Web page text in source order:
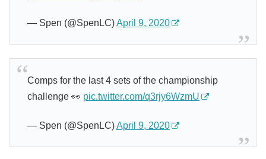
— Spen (@SpenLC)April 9, 2020
Comps for the last 4 sets of the championship
challenge 👀 pic.twitter.com/q3rjy6WzmU
— Spen (@SpenLC)April 9, 2020